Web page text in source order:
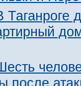
Таганроге
после